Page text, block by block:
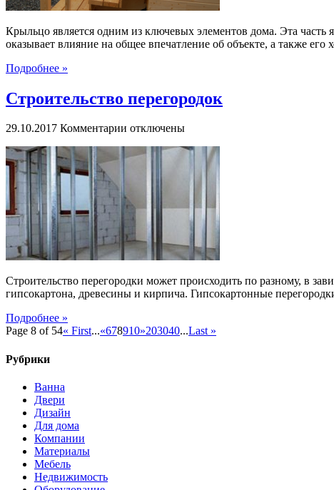
Крыльцо является одним из ключевых элементов дома. Эта часть
оказывает влияние на общее впечатление об объекте, а также его
Подробнее »
Строительство перегородок
29.10.2017 Комментарии к
Строительство
отключены
Строительство перегородки может происходить по разному, в
гипсокартона, древесины и кирпича. Гипсокартонные
Подробнее »
Page 8 of 54« First...«678910»203040...Last »
Рубрики
Ванна
Двери
Дизайн
Для дома
Компании
Материалы
Мебель
Недвижимость